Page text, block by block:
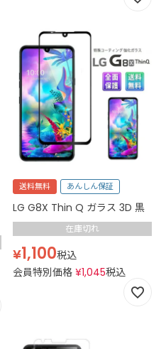
送料無料 あんしん保証
LG G8X Thin Q ガラス 3D 黒
在庫切れ
¥1,100税込
会員特別価格 ¥1,045税込